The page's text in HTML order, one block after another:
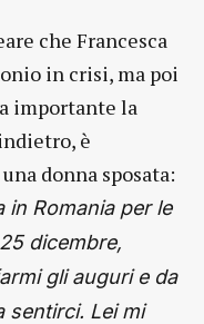
che Francesca
in crisi, ma poi
importante la
è
donna sposata:
in Romania per le
dicembre,
gli auguri e da
sentirci. Lei mi